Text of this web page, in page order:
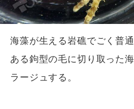
海藻が生える岩礁でごく普
ある鉤型の毛に切り取った
ラージュする。